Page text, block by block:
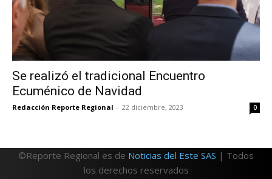
Se realizó el tradicional Encuentro
Ecuménico de Navidad
Redacción Reporte Regional - 22 diciembre, 2023 0
©Reporte Regional es de Noticias del Este SAS | Todos
los derechos reservados